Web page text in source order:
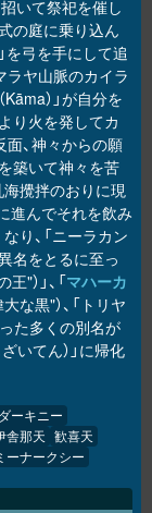
招いて祭祀を催し
の庭に乗り込ん
を弓を手にして追
ラヤ山脈のカイラ
（Kāma）」が自分を
り火を発してカ
、神々からの願
築いて神々を苦
海攪拌のおりに現
進んでそれを飲み
り、「ニーラカン
名をとるに至っ
"）」、「マハーカ
な黒"）、「トリヤ
た多くの別名が
ざいてん）」に帰化
ダーキニー
舎那天 歓喜天
ーナークシー